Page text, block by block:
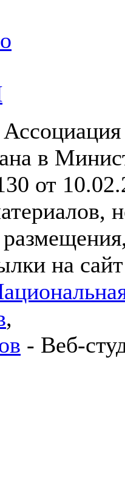
в
от
на
,
- Веб-